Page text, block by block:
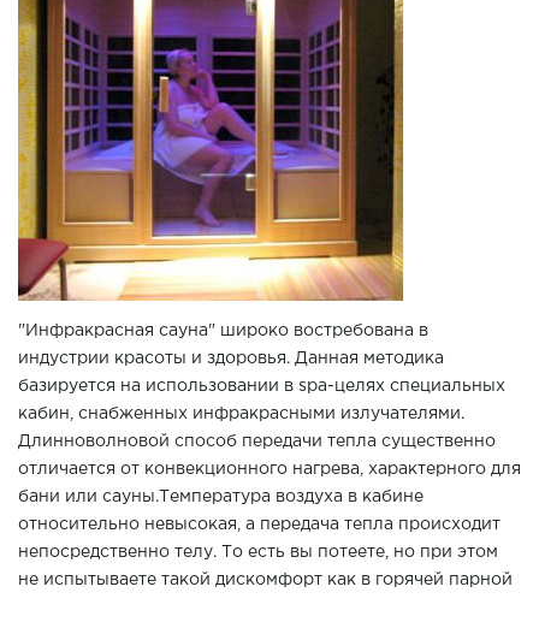
"Инфракрасная сауна" широко востребована в
индустрии красоты и здоровья. Данная методика
базируется на использовании в spa-целях специальных
кабин, снабженных инфракрасными излучателями.
Длинноволновой способ передачи тепла существенно
отличается от конвекционного нагрева, характерного для
бани или сауны.Температура воздуха в кабине
относительно невысокая, а передача тепла происходит
непосредственно телу. То есть вы потеете, но при этом
не испытываете такой дискомфорт как в горячей парной